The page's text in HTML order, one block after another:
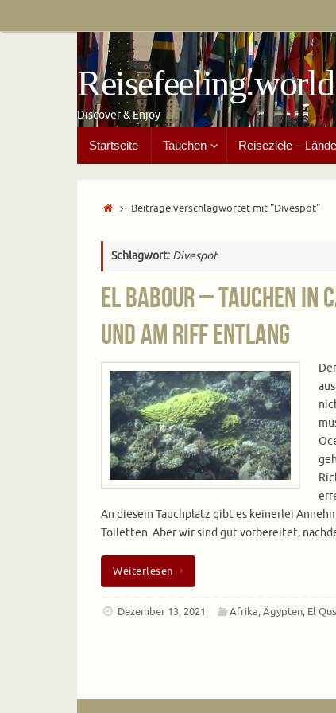
Reisefeeling.world
Discover & Enjoy
Inhalt
springen
Startseite Tauchen Reiseziele –
StartBeiträge verschlagwortet mit "Divespot"
Schlagwort: Divespot
El Babour – Tauchen in
und am Riff entlang
An diesem Tauchplatz gibt es keinerlei
Toiletten. Aber wir sind gut vorbereitet,
Weiterlesen
Dezember 13, 2021 Afrika,Ägypten, El